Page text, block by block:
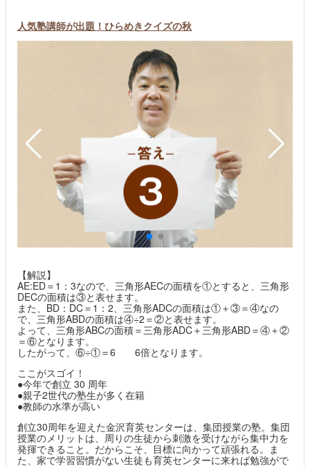
人気塾講師が出題！ひらめきクイズの秋
【解説】
AE:ED＝1：3なので、三角形AECの面積を①とすると、三角形
DECの面積は③と表せます。
また、BD：DC＝1：2、三角形ADCの面積は①＋③＝④なの
で、三角形ABDの面積は④÷2＝②と表せます。
よって、三角形ABCの面積＝三角形ADC＋三角形ABD＝④＋②
＝⑥となります。
したがって、⑥÷①＝6 6倍となります。
ここがスゴイ！
●今年で創立 30 周年
●親子2世代の塾生が多く在籍
●教師の水準が高い
創立30周年を迎えた金沢育英センターは、集団授業の塾。集団
授業のメリットは、周りの生徒から刺激を受けながら集中力を
発揮できること。だからこそ、目標に向かって頑張れる。ま
た、家で学習習慣がない生徒も育英センターに来れば勉強がで